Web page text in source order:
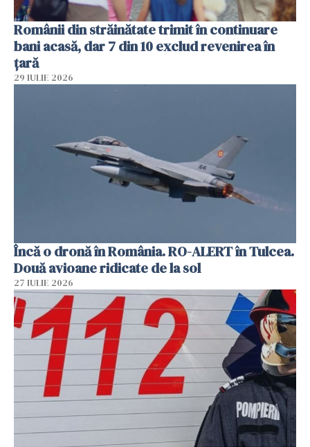
Românii din străinătate trimit în continuare
bani acasă, dar 7 din 10 exclud revenirea în
țară
29 IULIE 2026
Încă o dronă în România. RO-ALERT în Tulcea.
Două avioane ridicate de la sol
27 IULIE 2026